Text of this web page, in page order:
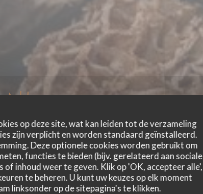
op deze site, wat kan leiden tot de verzameling
zijn verplicht en worden standaard geïnstalleerd.
Deze optionele cookies worden gebruikt om
functies te bieden (bijv. gerelateerd aan sociale
inhoud weer te geven. Klik op 'OK, accepteer alle',
te beheren. U kunt uw keuzes op elk moment
linksonder op de sitepagina's te klikken.